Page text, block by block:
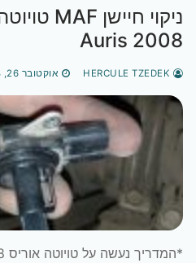
Auris 2008
אוקטובר 26, 2018